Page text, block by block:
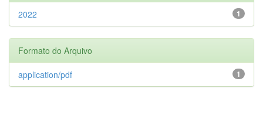
1
2022
Formato do Arquivo
1
application/pdf